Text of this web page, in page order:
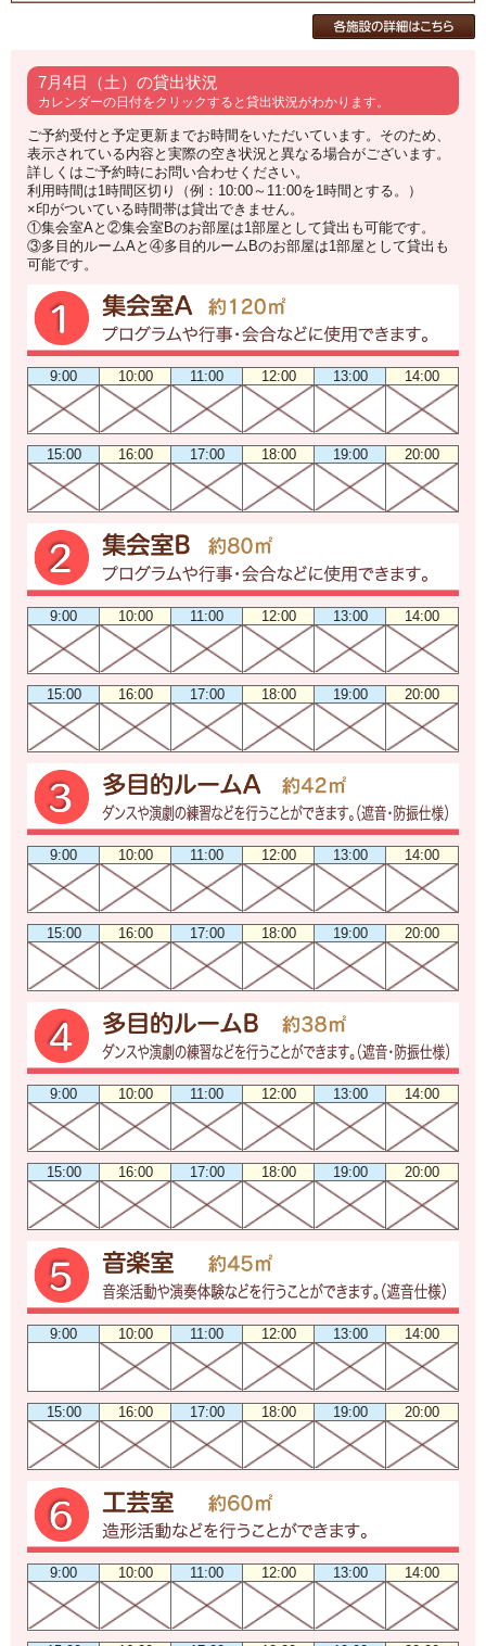
7月4日（土）の貸出状況
カレンダーの日付をクリックすると貸出状況がわかります。
ご予約受付と予定更新までお時間をいただいています。そのため、
表示されている内容と実際の空き状況と異なる場合がございます。
詳しくはご予約時にお問い合わせください。
利用時間は1時間区切り（例：10:00～11:00を1時間とする。）
×印がついている時間帯は貸出できません。
①集会室Aと②集会室Bのお部屋は1部屋として貸出も可能です。
③多目的ルームAと④多目的ルームBのお部屋は1部屋として貸出も
可能です。
9:00 10:00 11:00 12:00 13:00 14:00
15:00 16:00 17:00 18:00 19:00 20:00
9:00 10:00 11:00 12:00 13:00 14:00
15:00 16:00 17:00 18:00 19:00 20:00
9:00 10:00 11:00 12:00 13:00 14:00
15:00 16:00 17:00 18:00 19:00 20:00
9:00 10:00 11:00 12:00 13:00 14:00
15:00 16:00 17:00 18:00 19:00 20:00
9:00 10:00 11:00 12:00 13:00 14:00
15:00 16:00 17:00 18:00 19:00 20:00
9:00 10:00 11:00 12:00 13:00 14:00